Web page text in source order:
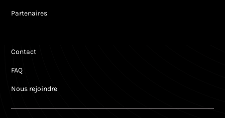
Partenaires
Contact
FAQ
Nous rejoindre